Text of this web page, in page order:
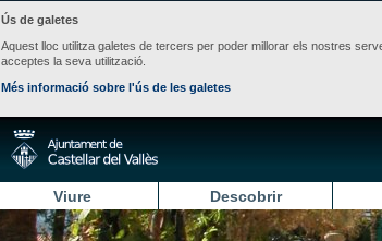
Ús de galetes
Aquest lloc utilitza galetes de tercers per poder millorar els nostres
acceptes la seva utilització.
Més informació sobre l'ús de les galetes
Viure Descobrir